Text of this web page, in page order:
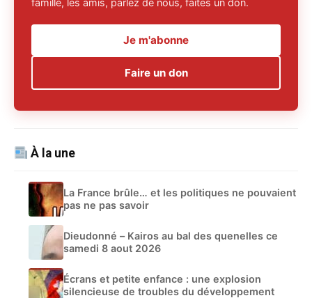
famille, les amis, parlez de nous, faites un don.
Je m'abonne
Faire un don
À la une
La France brûle… et les politiques ne pouvaient
pas ne pas savoir
Dieudonné – Kairos au bal des quenelles ce
samedi 8 aout 2026
Écrans et petite enfance : une explosion
silencieuse de troubles du développement